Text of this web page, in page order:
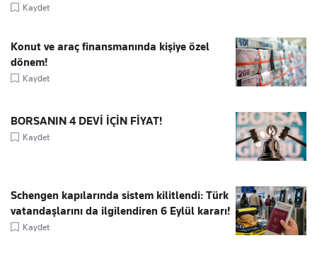
Kaydet
Konut ve araç finansmanında kişiye özel
dönem!
Kaydet
BORSANIN 4 DEVİ İÇİN FİYAT!
Kaydet
Schengen kapılarında sistem kilitlendi: Türk
vatandaşlarını da ilgilendiren 6 Eylül kararı!
Kaydet